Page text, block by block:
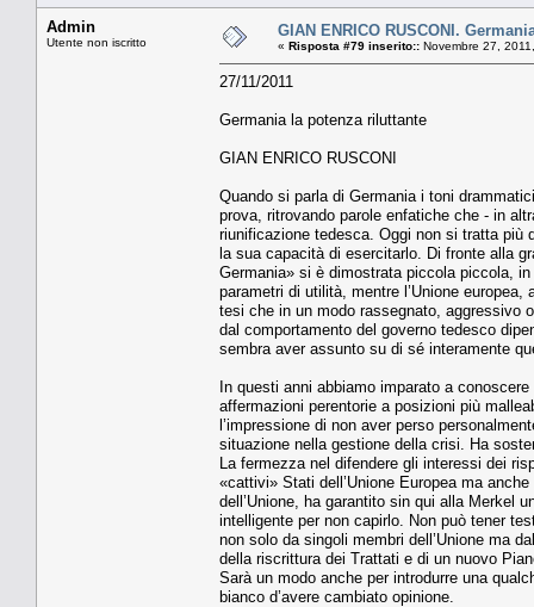
Admin
Utente non iscritto
GIAN ENRICO RUSCONI.
« Risposta #79 inserito:: Novembre 27,
27/11/2011
Germania la potenza riluttante
GIAN ENRICO RUSCONI
Quando si parla di Germania i toni
prova, ritrovando parole enfatiche che - in
riunificazione tedesca. Oggi non si tratta più
la sua capacità di esercitarlo. Di fronte alla
Germania» si è dimostrata piccola piccola,
parametri di utilità, mentre l’Unione
tesi che in un modo rassegnato, aggressivo
dal comportamento del governo tedesco
sembra aver assunto su di sé interamente
In questi anni abbiamo imparato a
affermazioni perentorie a posizioni più
l’impressione di non aver perso
situazione nella gestione della crisi. Ha
La fermezza nel difendere gli interessi dei
«cattivi» Stati dell’Unione Europea ma
dell’Unione, ha garantito sin qui alla Merkel
intelligente per non capirlo. Non può tener
non solo da singoli membri dell’Unione ma
della riscrittura dei Trattati e di un nuovo
Sarà un modo anche per introdurre una
bianco d’avere cambiato opinione.